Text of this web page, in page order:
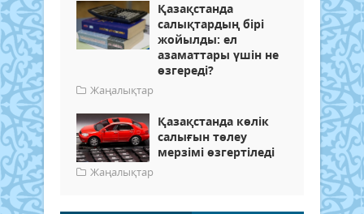
Қазақстанда
салықтардың бірі
жойылды: ел
азаматтары үшін не
өзгереді?
Жаңалықтар
Қазақстанда көлік
салығын төлеу
мерзімі өзгертіледі
Жаңалықтар